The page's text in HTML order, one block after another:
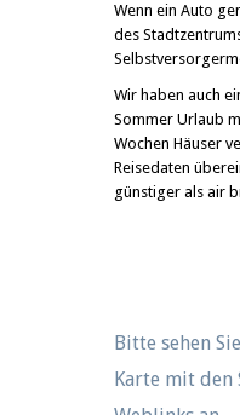
Wenn ein Auto
des
Wir haben auch
Sommer Urlaub
Wochen Häuser
Reisedaten
günstiger als air
Bitte sehen
Karte mit den